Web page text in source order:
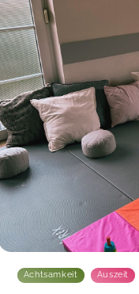
Laura Maria,
Laura,Mar 07
Mit anderen
auszutauschen,
Kurzvortrag und
Atmosphäre:
Auszeit und
Freitags.
Achtsamkeit Auszeit